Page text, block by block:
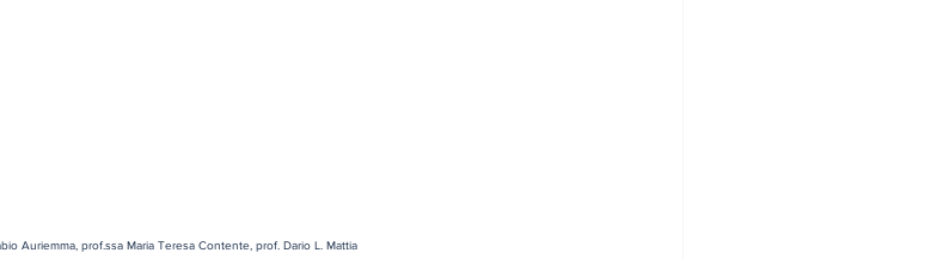
Auriemma, prof.ssa Maria Teresa Contente, prof. Dario L. Mattia